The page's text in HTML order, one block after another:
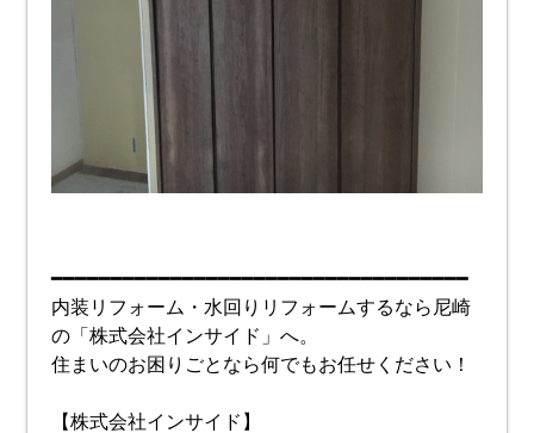
━━━━━━━━━━━━━━━━━━━━━━━━━━━━━━━━━━━
内装リフォーム・水回りリフォームするなら尼崎
の「株式会社インサイド」へ。
住まいのお困りごとなら何でもお任せください！
【株式会社インサイド】